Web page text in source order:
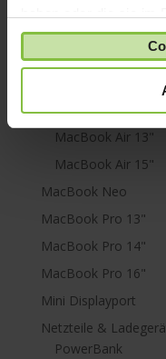
gesammelt haben.
Mac Studio
MacBook
M1
MacBook Air 13"
MacBook Air 15"
MacBook Neo
MacBook Pro 13"
MacBook Pro 14"
MacBook Pro 16"
Mini Displayport
Netzteile &
PowerBank